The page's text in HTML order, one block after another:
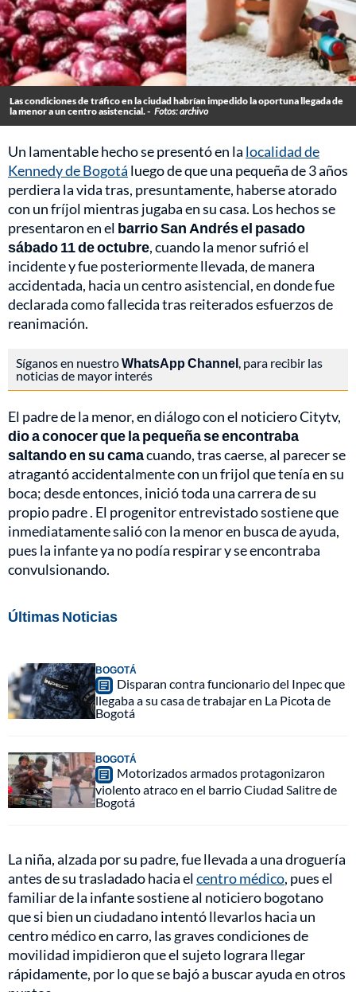
Las condiciones de tráfico en la ciudad habrían impedido la oportuna llegada de
la menor a un centro asistencial. - Fotos: archivo
Un lamentable hecho se presentó en la localidad de
Kennedy de Bogotá luego de que una pequeña de 3 años
perdiera la vida tras, presuntamente, haberse atorado
con un fríjol mientras jugaba en su casa. Los hechos se
presentaron en el barrio San Andrés el pasado
sábado 11 de octubre, cuando la menor sufrió el
incidente y fue posteriormente llevada, de manera
accidentada, hacia un centro asistencial, en donde fue
declarada como fallecida tras reiterados esfuerzos de
reanimación.
Síganos en nuestroWhatsApp Channel, para recibir las
noticias de mayor interés
El padre de la menor, en diálogo con el noticiero Citytv,
dio a conocer que la pequeña se encontraba
saltando en su camacuando, tras caerse, al parecer se
atragantó accidentalmente con un frijol que tenía en su
boca; desde entonces, inició toda una carrera de su
propio padre . El progenitor entrevistado sostiene que
inmediatamente salió con la menor en busca de ayuda,
pues la infante ya no podía respirar y se encontraba
convulsionando.
Últimas Noticias
BOGOTÁ
Disparan contra funcionario del Inpec que
llegaba a su casa de trabajar en La Picota de
Bogotá
BOGOTÁ
Motorizados armados protagonizaron
violento atraco en el barrio Ciudad Salitre de
Bogotá
La niña, alzada por su padre, fue llevada a una droguería
antes de su trasladado hacia elcentro médico, pues el
familiar de la infante sostiene al noticiero bogotano
que si bien un ciudadano intentó llevarlos hacia un
centro médico en carro, las graves condiciones de
movilidad impidieron que el sujeto lograra llegar
rápidamente, por lo que se bajó a buscar ayuda en otros